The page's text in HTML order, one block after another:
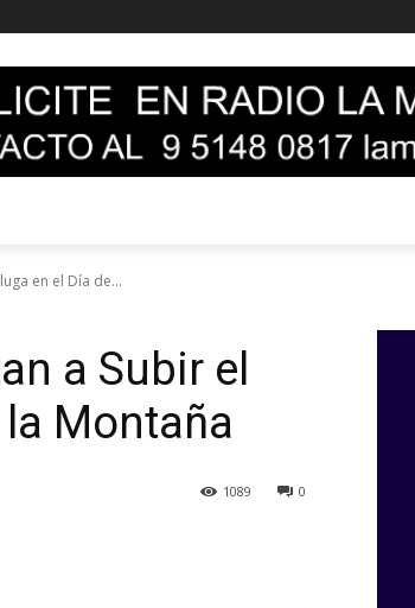
en el Día de...
a Subir el
Montaña
0
1089